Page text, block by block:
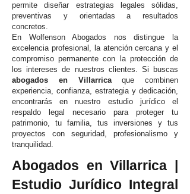
permite diseñar estrategias legales sólidas,
preventivas y orientadas a resultados
concretos.
En Wolfenson Abogados nos distingue la
excelencia profesional, la atención cercana y el
compromiso permanente con la protección de
los intereses de nuestros clientes. Si buscas
abogados en Villarricaque combinen
experiencia, confianza, estrategia y dedicación,
encontrarás en nuestro estudio jurídico el
respaldo legal necesario para proteger tu
patrimonio, tu familia, tus inversiones y tus
proyectos con seguridad, profesionalismo y
tranquilidad.
Abogados en Villarrica |
Estudio Jurídico Integral